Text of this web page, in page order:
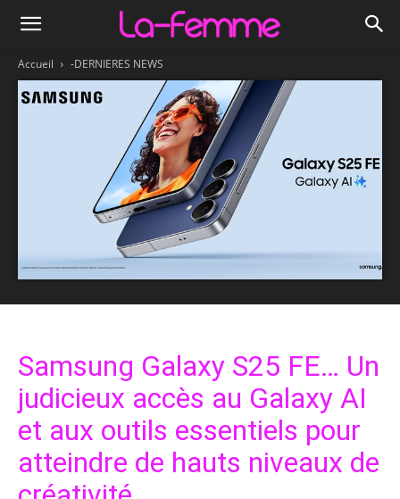
Accueil -DERNIERES NEWS
Samsung Galaxy S25 FE… Un
judicieux accès au Galaxy AI
et aux outils essentiels pour
atteindre de hauts niveaux de